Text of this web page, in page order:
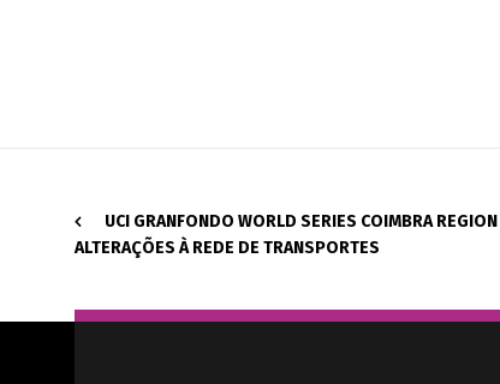
UCI GRANFONDO WORLD SERIES COIMBRA REGION |
ALTERAÇÕES À REDE DE TRANSPORTES